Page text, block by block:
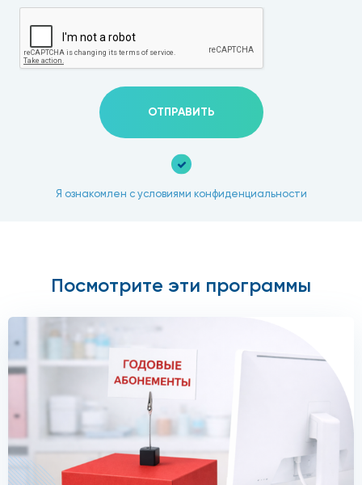
ОТПРАВИТЬ
Я ознакомлен с условиями конфиденциальности
Посмотрите эти программы